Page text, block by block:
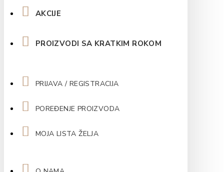
AKCIJE
PROIZVODI SA KRATKIM ROKOM
PRIJAVA / REGISTRACIJA
POREĐENJE PROIZVODA
MOJA LISTA ŽELJA